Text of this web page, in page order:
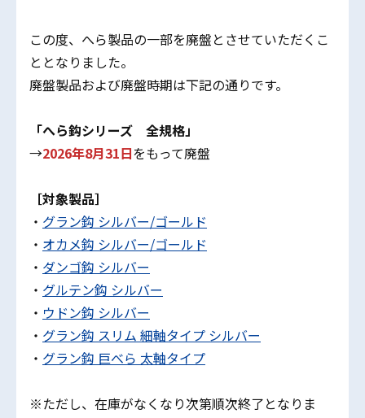
この度、へら製品の一部を廃盤とさせていただくこ
ととなりました。
廃盤製品および廃盤時期は下記の通りです。
「へら鈎シリーズ 全規格」
→2026年8月31日をもって廃盤
［対象製品］
・ グラン鈎 シルバー/ゴールド
・ オカメ鈎 シルバー/ゴールド
・ ダンゴ鈎 シルバー
・ グルテン鈎 シルバー
・ ウドン鈎 シルバー
・ グラン鈎 スリム 細軸タイプ シルバー
・ グラン鈎 巨べら 太軸タイプ
※ただし、在庫がなくなり次第順次終了となりま